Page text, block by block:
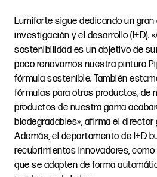
Lumiforte sigue dedicando un
investigación y el desarrollo (I+D).
sostenibilidad es un objetivo de
poco renovamos nuestra pintura
fórmula sostenible. También
fórmulas para otros productos, de
productos de nuestra gama
biodegradables», afirma el director
Además, el departamento de I+D
recubrimientos innovadores,
que se adapten de forma